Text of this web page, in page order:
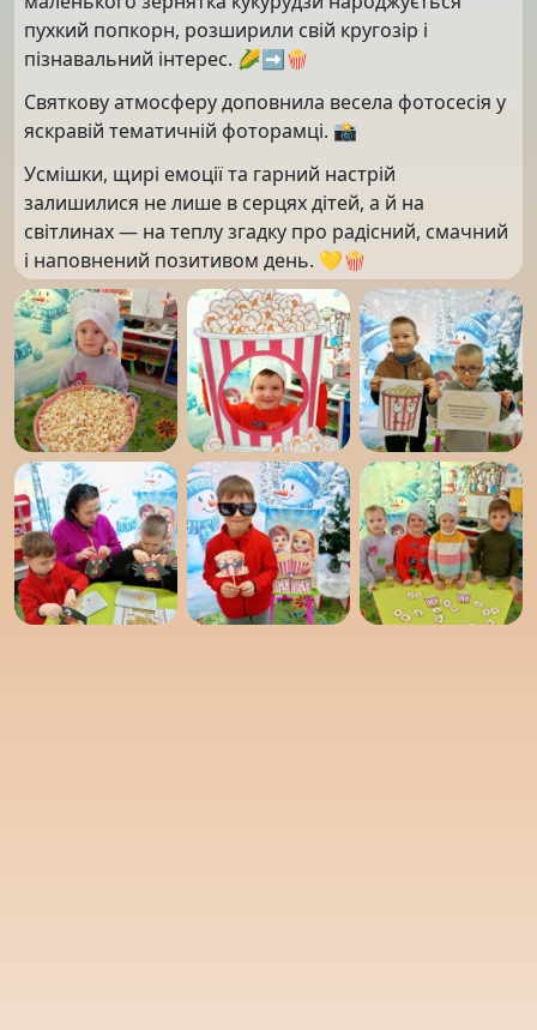
пухкий попкорн, розширили свій кругозір і
пізнавальний інтерес. 🌽➡️🍿
Святкову атмосферу доповнила весела фотосесія у
яскравій тематичній фоторамці. 📸
Усмішки, щирі емоції та гарний настрій
залишилися не лише в серцях дітей, а й на
світлинах — на теплу згадку про радісний, смачний
і наповнений позитивом день. 💛🍿